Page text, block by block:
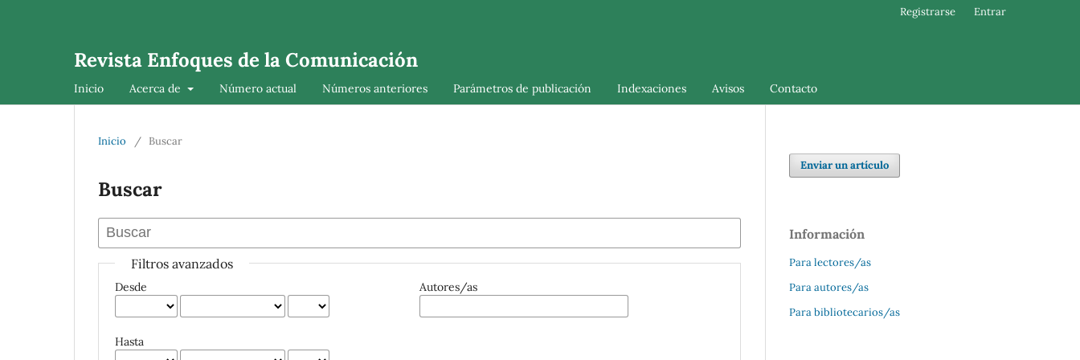
Revista Enfoques de la Comunicación
Inicio Acerca de Número actual Números anteriores Parámetros de publicación Indexaciones Avisos Contacto
Registrarse Entrar
Inicio / Buscar
Buscar
Filtros avanzados
Desde
Hasta
Autores/as
Enviar un artículo
Información
Para lectores/as
Para autores/as
Para bibliotecarios/as